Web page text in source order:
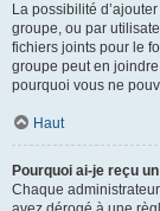
La possibilité
groupe, ou par
fichiers joints pour le
groupe peut en
pourquoi vous ne
Haut
Pourquoi ai-je reçu
Chaque